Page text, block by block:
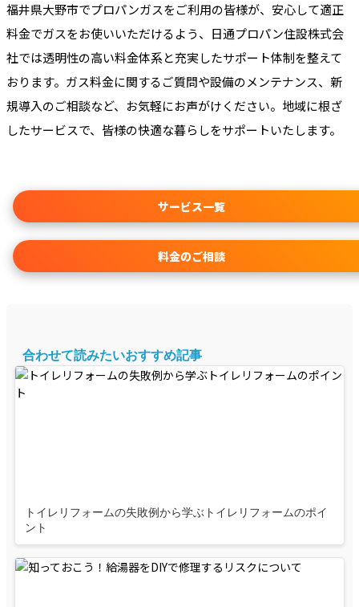
福井県大野市でプロパンガスをご利用の皆様が、安心して適正
料金でガスをお使いいただけるよう、日通プロパン住設株式会
社では透明性の高い料金体系と充実したサポート体制を整えて
おります。ガス料金に関するご質問や設備のメンテナンス、新
規導入のご相談など、お気軽にお声がけください。地域に根ざ
したサービスで、皆様の快適な暮らしをサポートいたします。
サービス一覧
料金のご相談
合わせて読みたいおすすめ記事
トイレリフォームの失敗例から学ぶトイレリフォームのポイ
ント